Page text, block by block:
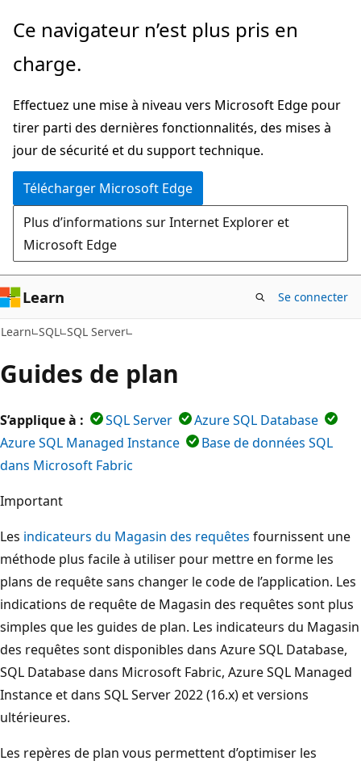
Passer
directement
au
principal
Ce navigateur n’est plus pris en
charge.
Effectuez une mise à niveau vers Microsoft Edge pour
tirer parti des dernières fonctionnalités, des mises à
jour de sécurité et du support technique.
Télécharger Microsoft Edge
Plus d’informations sur Internet Explorer et
Microsoft Edge
Learn Se connecter
Learn SQL SQL Server
Guides de plan
S’applique à : SQL Server
Azure SQL Database
Azure SQL Managed Instance
Base de données SQL
dans Microsoft Fabric
Important
Les indicateurs du Magasin des requêtes fournissent une
méthode plus facile à utiliser pour mettre en forme les
plans de requête sans changer le code de l’application. Les
indications de requête de Magasin des requêtes sont plus
simples que les guides de plan. Les indicateurs du Magasin
des requêtes sont disponibles dans Azure SQL Database,
SQL Database dans Microsoft Fabric, Azure SQL Managed
Instance et dans SQL Server 2022 (16.x) et versions
ultérieures.
Les repères de plan vous permettent d’optimiser les